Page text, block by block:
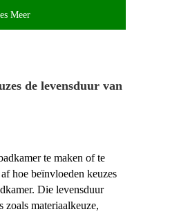
Meer
de levensduur van
te maken of te
hoe beïnvloeden keuzes
Die levensduur
zoals materiaalkeuze,